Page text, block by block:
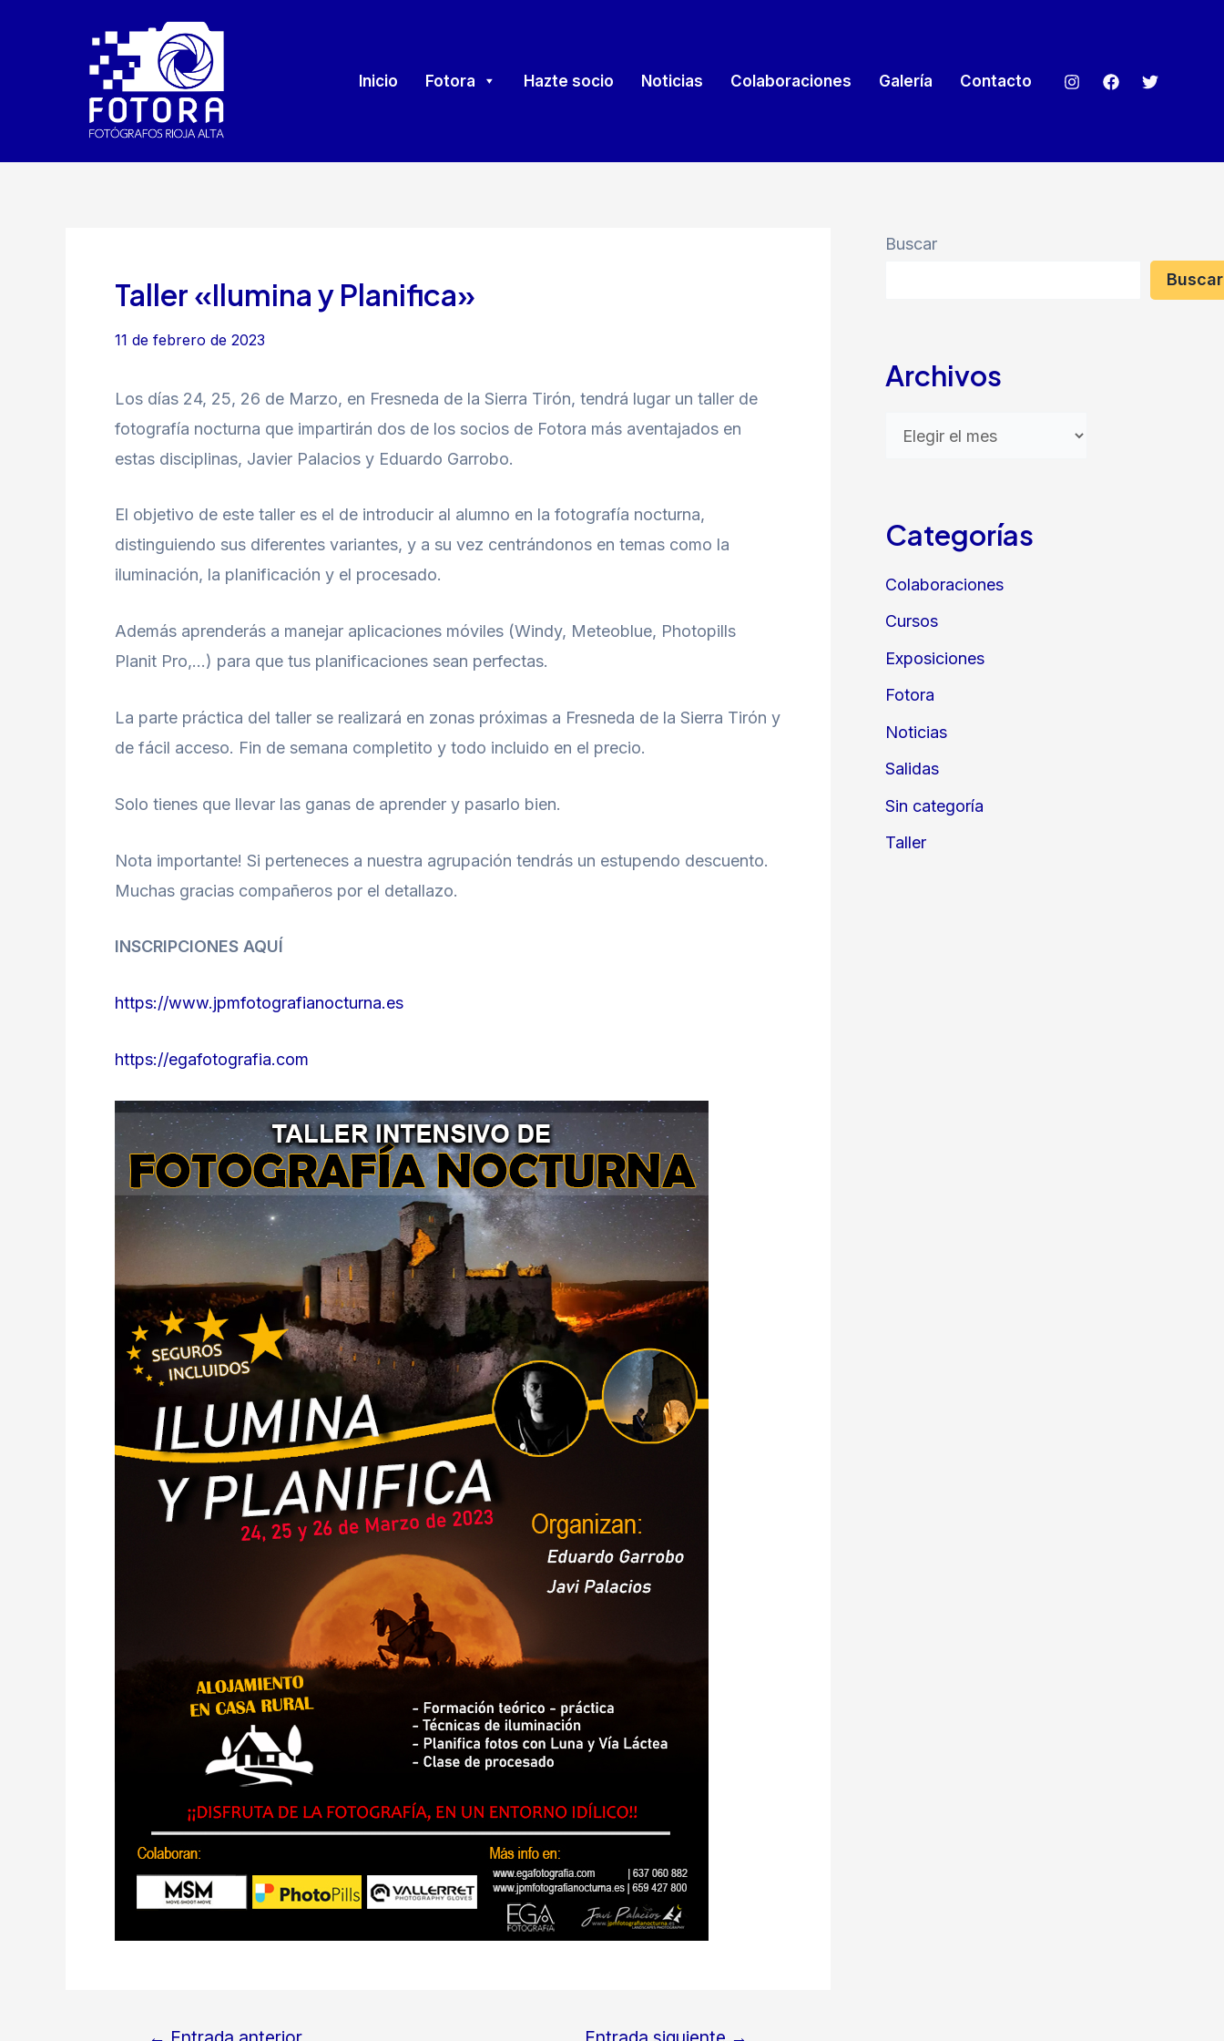
Inicio Fotora Hazte socio Noticias Colaboraciones Galería Contacto
Taller «Ilumina y Planifica»
11 de febrero de 2023
Los días 24, 25, 26 de Marzo, en Fresneda de la Sierra Tirón, tendrá lugar un taller de
fotografía nocturna que impartirán dos de los socios de Fotora más aventajados en
estas disciplinas, Javier Palacios y Eduardo Garrobo.
El objetivo de este taller es el de introducir al alumno en la fotografía nocturna,
distinguiendo sus diferentes variantes, y a su vez centrándonos en temas como la
iluminación, la planificación y el procesado.
Además aprenderás a manejar aplicaciones móviles (Windy, Meteoblue, Photopills
Planit Pro,…) para que tus planificaciones sean perfectas.
La parte práctica del taller se realizará en zonas próximas a Fresneda de la Sierra Tirón y
de fácil acceso. Fin de semana completito y todo incluido en el precio.
Solo tienes que llevar las ganas de aprender y pasarlo bien.
Nota importante! Si perteneces a nuestra agrupación tendrás un estupendo descuento.
Muchas gracias compañeros por el detallazo.
INSCRIPCIONES AQUÍ
https://www.jpmfotografianocturna.es
https://egafotografia.com
Navegación
Buscar
Buscar
Archivos
h
v
o
s
Categorías
Colaboraciones
Cursos
Exposiciones
Fotora
Noticias
Salidas
Sin categoría
Taller